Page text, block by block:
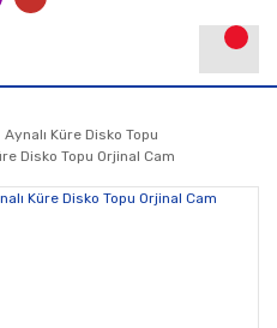
Aynalı Küre Disko Topu
Disko Topu Orjinal Cam